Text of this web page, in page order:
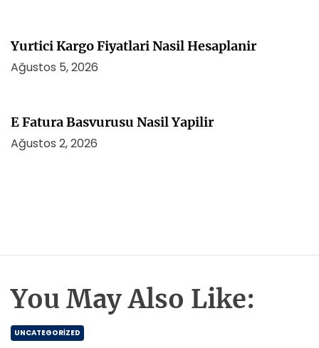
Yurtici Kargo Fiyatlari Nasil Hesaplanir
Ağustos 5, 2026
E Fatura Basvurusu Nasil Yapilir
Ağustos 2, 2026
You May Also Like:
UNCATEGORIZED